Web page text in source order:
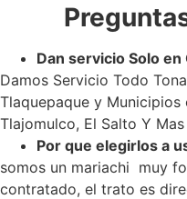
Dan servicio Solo
Damos Servicio Todo
Tlaquepaque y
Tlajomulco, El Salto Y Mas
Por que elegirlos a
somos un mariachi muy
contratado, el trato es